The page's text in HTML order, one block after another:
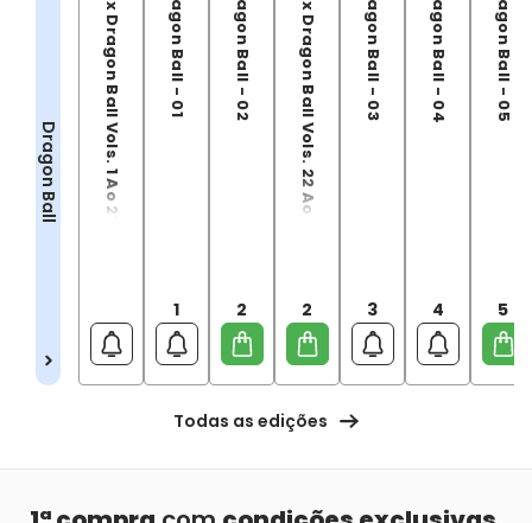
Dragon Ball Box Dragon Ball Vols. 1 Ao 21 Dragon Ball - 01
1
Dragon Ball - 02
2
Box Dragon Ball Vols. 22 Ao 42
2
Dragon Ball - 03
3
Dragon Ball - 04
4
Dragon Ball - 05
5
Todas as edições